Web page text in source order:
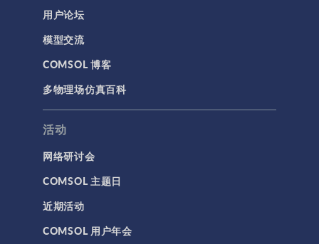
参数不需要用户指
定。 使用零件库中
的几何零件
COMSOL 零件库中
COMSOL Multiphysics®
软件及其一些附加
产品（模块）中均
包含许多在每个模
块的应用领域中常
见并且有用的几何
零件：
软件： 带壁的直管
API
代理模型
仿真 App
基于方程建模
安装与许可证管理
建模工具和定义
材料
用户论坛
模型交流
COMSOL 博客
多物理场仿真百科
活动
网络研讨会
COMSOL 主题日
近期活动
COMSOL 用户年会